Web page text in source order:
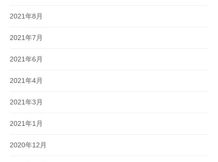
2021年8月
2021年7月
2021年6月
2021年4月
2021年3月
2021年1月
2020年12月